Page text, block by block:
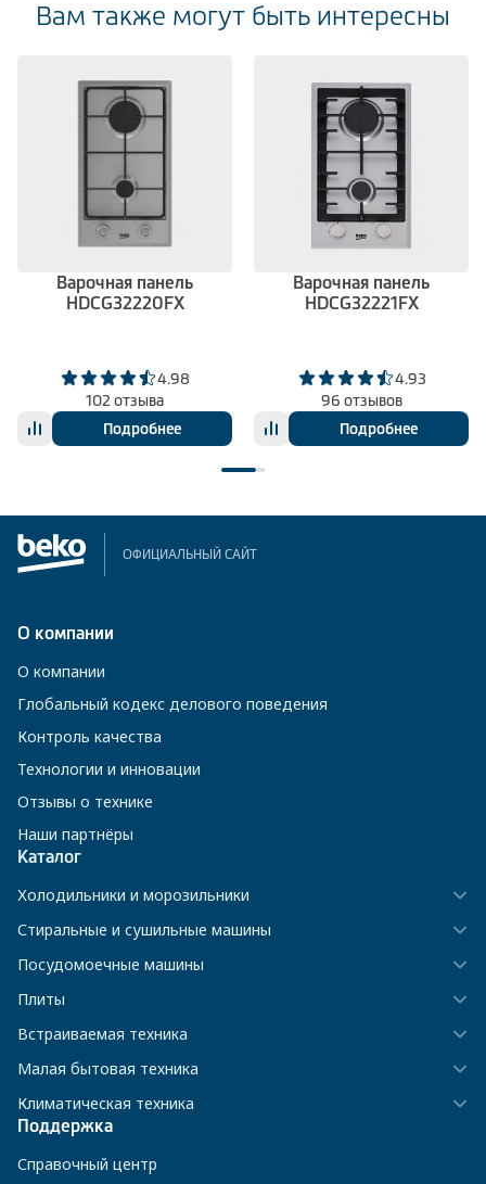
Вам также могут быть интересны
Варочная панель
HDCG32220FX
4.98
102 отзыва
Подробнее
Варочная панель
HDCG32221FX
4.93
96 отзывов
Подробнее
ОФИЦИАЛЬНЫЙ САЙТ
О компании
О компании
Глобальный кодекс делового поведения
Контроль качества
Технологии и инновации
Отзывы о технике
Наши партнёры
Каталог
Холодильники и морозильники
Стиральные и сушильные машины
Посудомоечные машины
Плиты
Встраиваемая техника
Малая бытовая техника
Климатическая техника
Поддержка
Справочный центр